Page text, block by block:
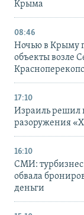
Крыма
08:46
Ночью в Крыму
объекты возле
17:10
Израиль решил
разоружения
16:10
СМИ: турбизнес
обвала
деньги